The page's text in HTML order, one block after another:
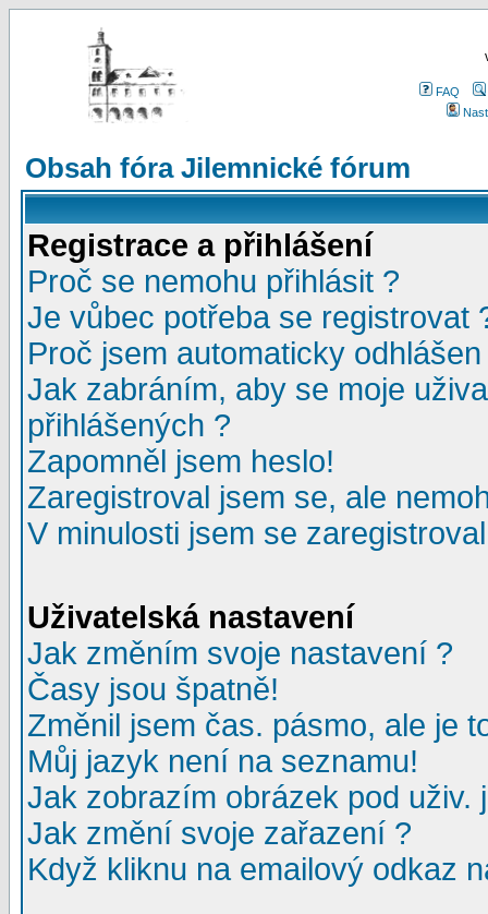
FAQ
Obsah fóra Jilemnické fórum
Registrace a přihlášení
Proč se nemohu přihlásit ?
Je vůbec potřeba se registrovat
Proč jsem automaticky odhlášen
Jak zabráním, aby se moje
přihlášených ?
Zapomněl jsem heslo!
Zaregistroval jsem se, ale
V minulosti jsem se
Uživatelská nastavení
Jak změním svoje nastavení ?
Časy jsou špatně!
Změnil jsem čas. pásmo, ale je
Můj jazyk není na seznamu!
Jak zobrazím obrázek pod uživ.
Jak změní svoje zařazení ?
Když kliknu na emailový odkaz